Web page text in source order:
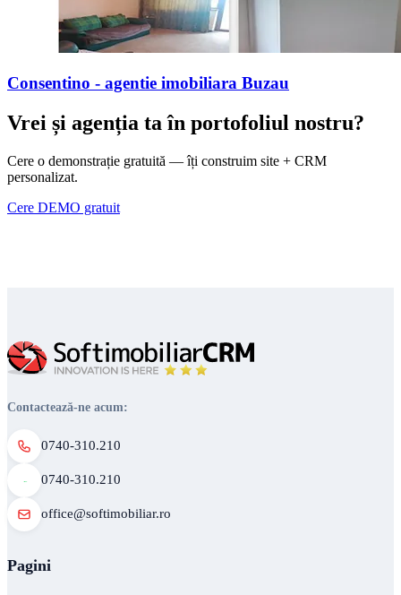
Consentino - agentie imobiliara Buzau
Vrei și agenția ta în portofoliul nostru?
Cere o demonstrație gratuită — îți construim site + CRM
personalizat.
Cere DEMO gratuit
Contactează-ne acum:
0740-310.210
0740-310.210
office@softimobiliar.ro
Pagini